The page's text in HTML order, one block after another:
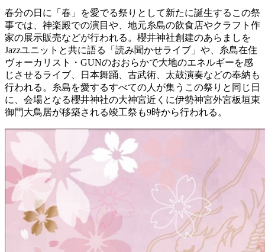
春分の日に「春」を愛でる祭りとして新たに誕生するこの祭
事では、神楽殿での演目や、地元糸島の飲食店やクラフト作
家の展示販売などが行われる。櫻井神社創建のあらましを
Jazzユニットと共に語る「読み聞かせライブ」や、糸島在住
ヴォーカリスト・GUNのおおらかで大地のエネルギーを感
じさせるライブ、日本舞踊、古武術、太鼓演奏などの奉納も
行われる。糸島を愛するすべての人が集うこの祭りと同じ日
に、会場となる櫻井神社の大神宮近くに伊勢神宮外宮板垣東
御門大鳥居が移築される竣工祭も9時から行われる。